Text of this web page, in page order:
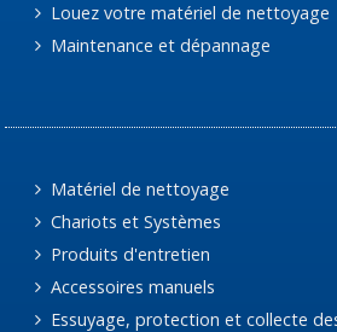
Louez votre matériel de nettoyage
Maintenance et dépannage
Matériel de nettoyage
Chariots et Systèmes
Produits d'entretien
Accessoires manuels
Essuyage, protection et collecte